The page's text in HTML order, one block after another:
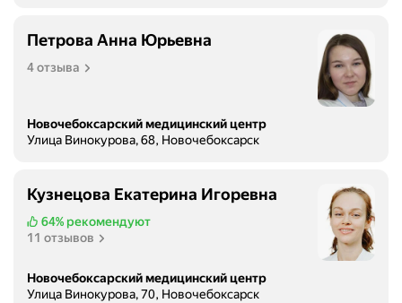
Петрова Анна Юрьевна
4 отзыва
Новочебоксарский медицинский центр
Улица Винокурова, 68, Новочебоксарск
Кузнецова Екатерина Игоревна
64% рекомендуют
11 отзывов
Новочебоксарский медицинский центр
Улица Винокурова, 70, Новочебоксарск